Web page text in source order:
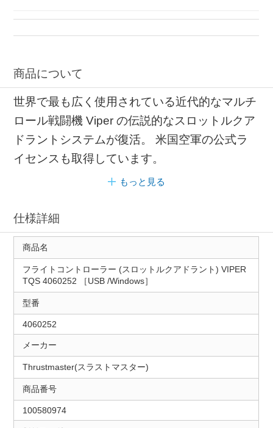
商品について
世界で最も広く使用されている近代的なマルチ
ロール戦闘機 Viper の伝説的なスロットルクア
ドラントシステムが復活。 米国空軍の公式ラ
イセンスも取得しています。
もっと見る
仕様詳細
商品名
フライトコントローラー (スロットルクアドラント) VIPER
TQS 4060252 ［USB /Windows］
型番
4060252
メーカー
Thrustmaster(スラストマスター)
商品番号
100580974